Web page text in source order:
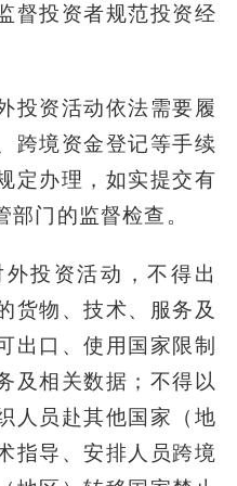
督投资者规范投资经
投资活动依法需要履
跨境资金登记等手续
定办理，如实提交有
门的监督检查。
投资活动，不得出
货物、技术、服务及
出口、使用国家限制
及相关数据；不得以
人员赴其他国家（地
指导、安排人员跨境